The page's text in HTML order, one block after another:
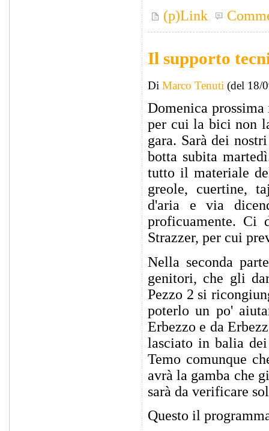
(p)Link
Il supporto
Di Marco Tenuti (del 18/
Domenica
per cui la bici non
gara. Sarà dei
botta subita
tutto il materiale
greole, cuertine,
d'aria e via
proficuamente. Ci
Strazzer, per cui
Nella seconda
genitori, che gli
Pezzo 2 si
poterlo un po'
Erbezzo e da
lasciato in balia
Temo comunque
avrà la gamba che
sarà da verificare
Questo il